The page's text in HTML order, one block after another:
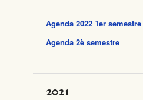
Agenda 2022 1er semestre
Agenda 2è semestre
2021